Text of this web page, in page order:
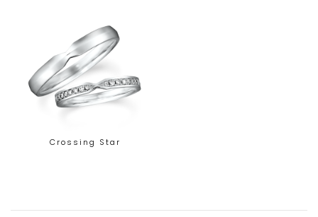
Crossing Star